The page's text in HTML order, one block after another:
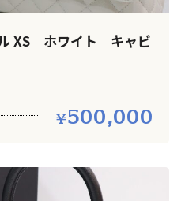
XS ホワイト キャビ
500,000